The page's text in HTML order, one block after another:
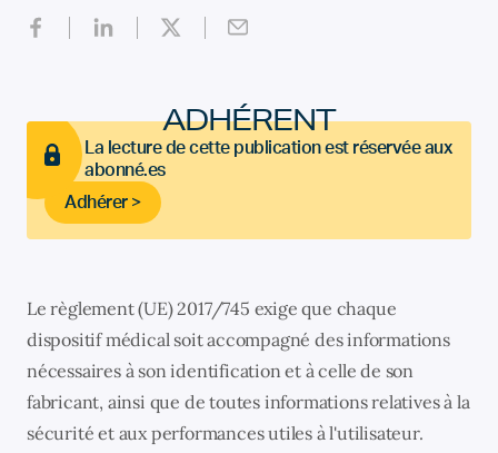
ADHÉRENT
La lecture de cette publication est réservée aux
abonné.es
Adhérer >
Le règlement (UE) 2017/745 exige que chaque
dispositif médical soit accompagné des informations
nécessaires à son identification et à celle de son
fabricant, ainsi que de toutes informations relatives à la
sécurité et aux performances utiles à l'utilisateur.